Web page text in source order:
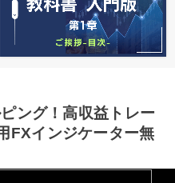
ング！高収益トレー
FXインジケーター無